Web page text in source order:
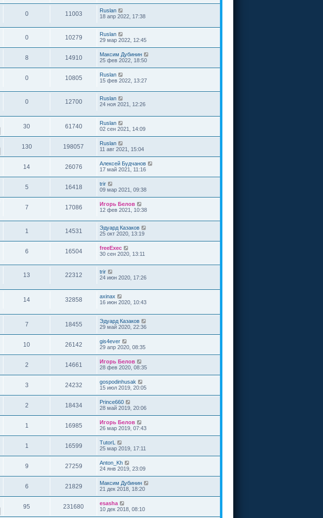
0 11003
Ruslan
18 апр 2022, 17:38
0 10279
Ruslan
29 мар 2022, 12:45
8 14910
Максим Дубинин
25 фев 2022, 18:50
0 10805
Ruslan
15 фев 2022, 13:27
0 12700
Ruslan
24 ноя 2021, 12:26
30 61740
Ruslan
02 сен 2021, 14:09
130 198057
Ruslan
11 авг 2021, 15:04
14 26076
Алексей Будчанов
17 май 2021, 11:16
5 16418
trir
09 мар 2021, 09:38
7 17086
Игорь Белов
12 фев 2021, 10:38
1 14531
Эдуард Казаков
25 окт 2020, 13:19
6 16504
freeExec
30 сен 2020, 13:11
13 22312
trir
24 июн 2020, 17:26
14 32858
axinax
16 июн 2020, 10:43
7 18455
Эдуард Казаков
29 май 2020, 22:36
10 26142
gis4ever
29 апр 2020, 08:35
2 14661
Игорь Белов
28 фев 2020, 08:35
3 24232
gospodinhusak
15 июл 2019, 20:05
2 18434
Prince660
28 май 2019, 20:06
1 16985
Игорь Белов
26 мар 2019, 07:43
1 16599
TutorL
25 мар 2019, 17:11
9 27259
Anton_Kh
24 янв 2019, 23:09
6 21829
Максим Дубинин
21 дек 2018, 18:20
95 231680
esasha
10 дек 2018, 08:10